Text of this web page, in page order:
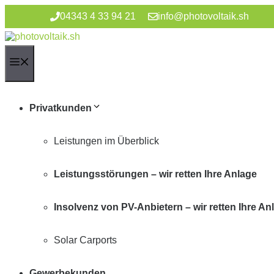
springen
04343 4 33 94 21 info@photovoltaik.sh
Privatkunden
Leistungen im Überblick
Leistungsstörungen – wir retten Ihre Anlage
Insolvenz von PV-Anbietern – wir retten Ihre
Solar Carports